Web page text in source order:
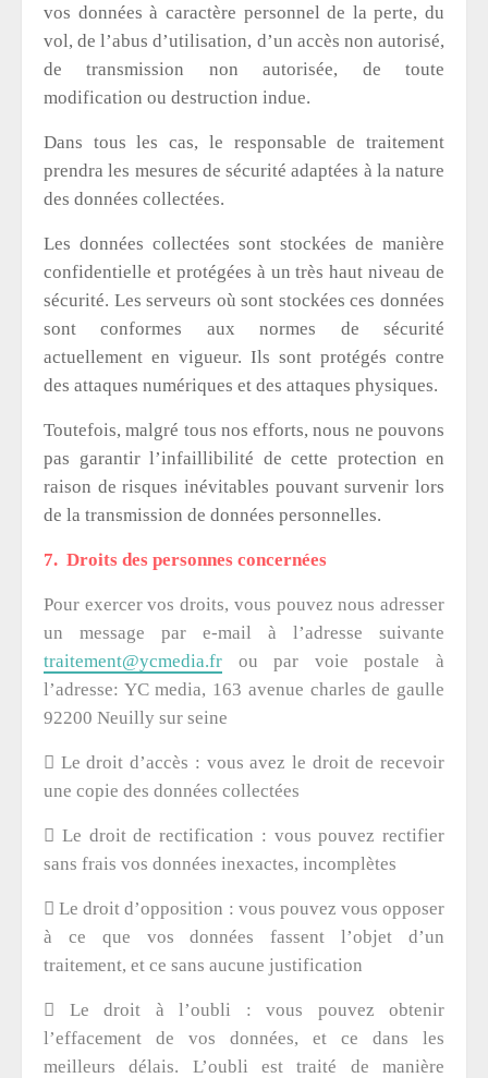
vos données à caractère personnel de la perte, du
vol, de l’abus d’utilisation, d’un accès non autorisé,
de transmission non autorisée, de toute
modification ou destruction indue.
Dans tous les cas, le responsable de traitement
prendra les mesures de sécurité adaptées à la nature
des données collectées.
Les données collectées sont stockées de manière
confidentielle et protégées à un très haut niveau de
sécurité. Les serveurs où sont stockées ces données
sont conformes aux normes de sécurité
actuellement en vigueur. Ils sont protégés contre
des attaques numériques et des attaques physiques.
Toutefois, malgré tous nos efforts, nous ne pouvons
pas garantir l’infaillibilité de cette protection en
raison de risques inévitables pouvant survenir lors
de la transmission de données personnelles.
7. Droits des personnes concernées
Pour exercer vos droits, vous pouvez nous adresser
un message par e-mail à l’adresse suivante
traitement@ycmedia.fr
ou par voie postale à
l’adresse: YC media, 163 avenue charles de gaulle
92200 Neuilly sur seine
 Le droit d’accès : vous avez le droit de recevoir
une copie des données collectées
 Le droit de rectification : vous pouvez rectifier
sans frais vos données inexactes, incomplètes
Le droit d’opposition : vous pouvez vous opposer
à ce que vos données fassent l’objet d’un
traitement, et ce sans aucune justification

Le droit à l’oubli : vous pouvez obtenir
l’effacement de vos données, et ce dans les
meilleurs délais. L’oubli est traité de manière